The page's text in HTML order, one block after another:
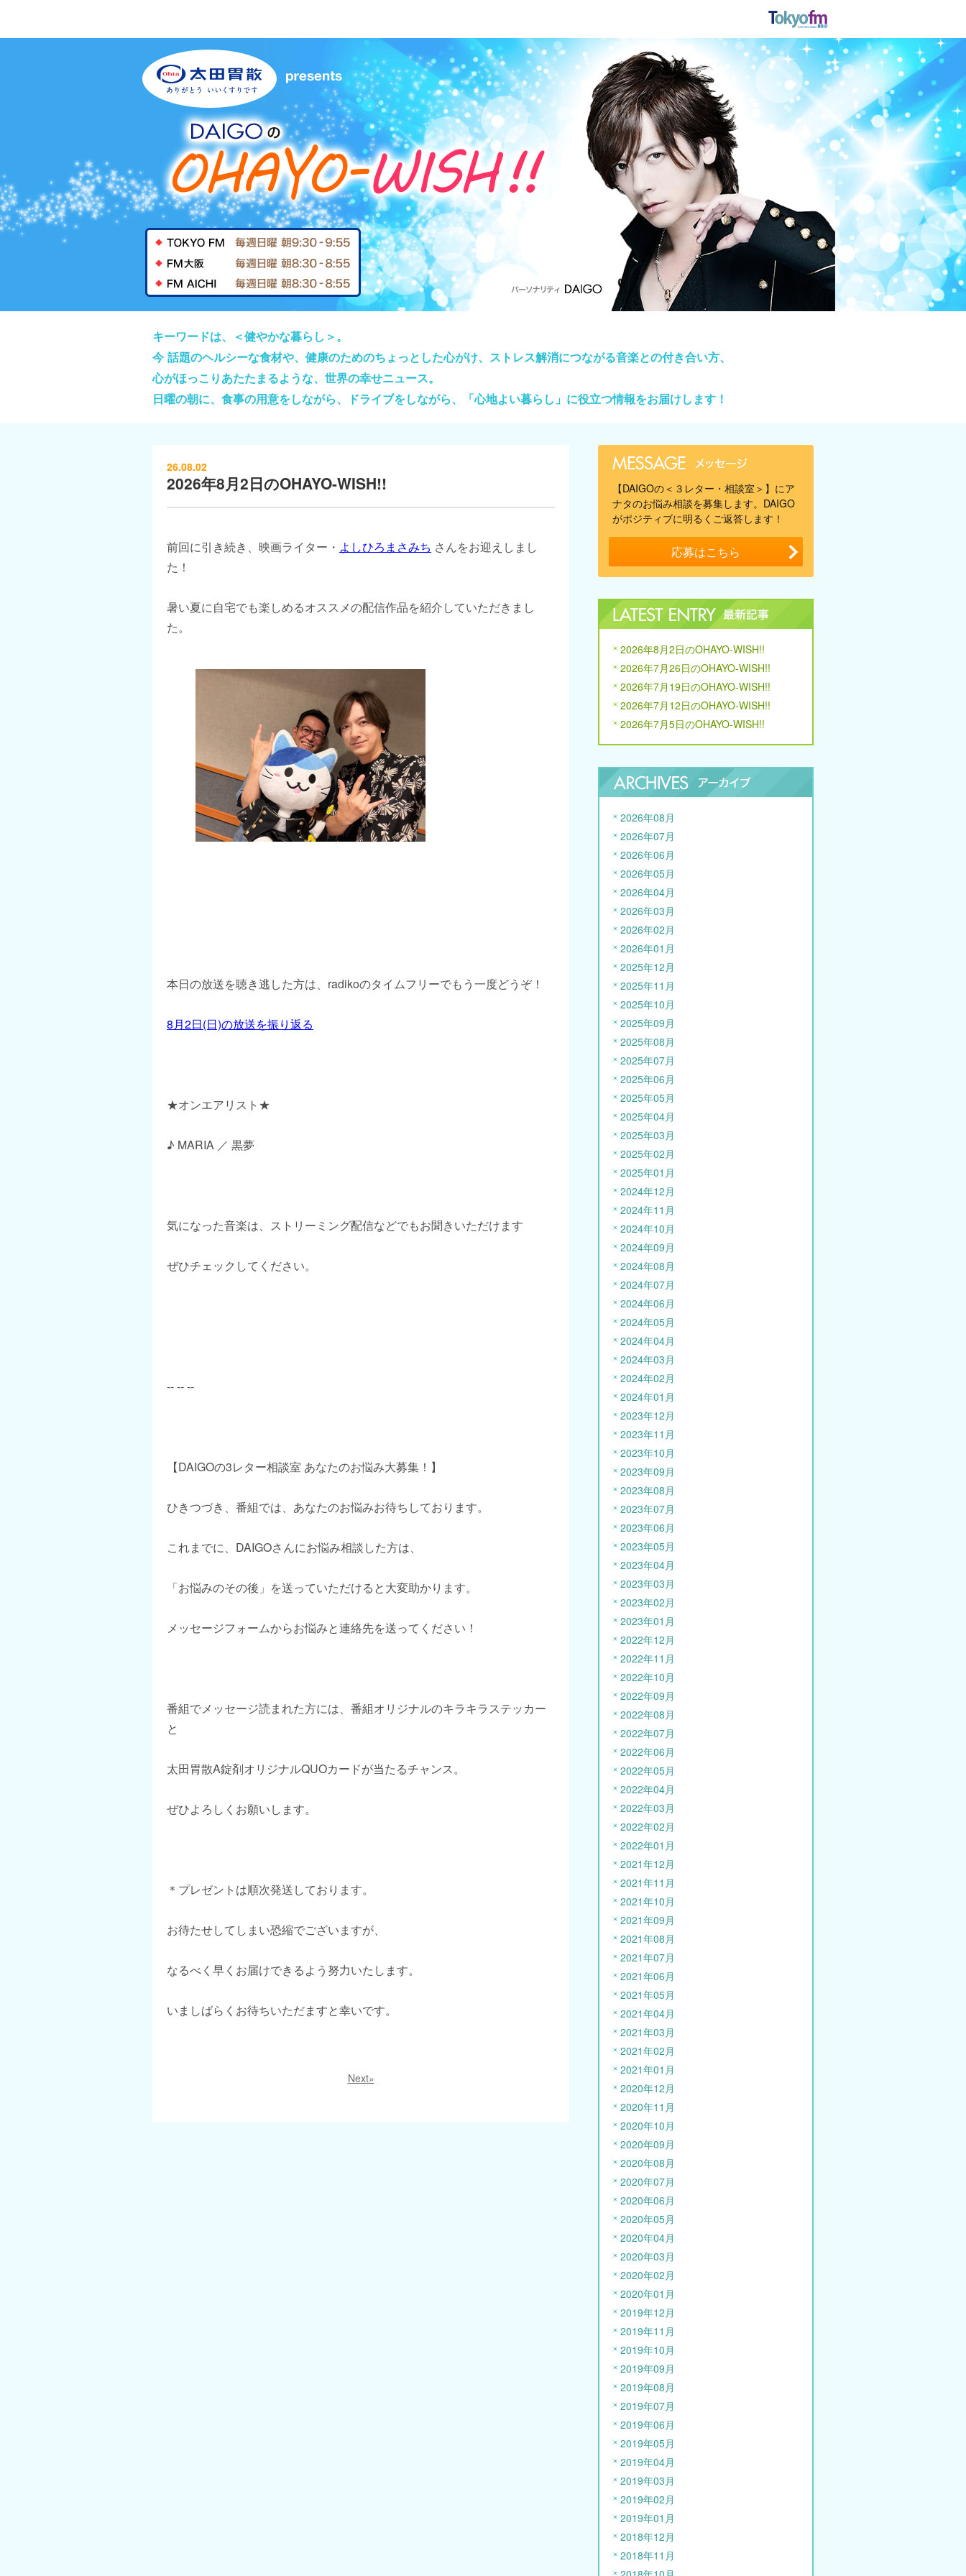
キーワードは、＜健やかな暮らし＞。
今 話題のヘルシーな食材や、健康のためのちょっとした心がけ、ストレス解消につながる音楽との付き合い方、
心がほっこりあたたまるような、世界の幸せニュース。
日曜の朝に、食事の用意をしながら、ドライブをしながら、「心地よい暮らし」に役立つ情報をお届けします！
26.08.02
2026年8月2日のOHAYO-WISH!!
前回に引き続き、映画ライター・ よしひろまさみち さんをお迎えしまし
た！
暑い夏に自宅でも楽しめるオススメの配信作品を紹介していただきまし
た。
本日の放送を聴き逃した方は、radikoのタイムフリーでもう一度どうぞ！
8月2日(日)の放送を振り返る
★オンエアリスト★
♪ MARIA ／ 黒夢
気になった音楽は、ストリーミング配信などでもお聞きいただけます
ぜひチェックしてください。
-- -- --
【DAIGOの3レター相談室 あなたのお悩み大募集！】
ひきつづき、番組では、あなたのお悩みお待ちしております。
これまでに、DAIGOさんにお悩み相談した方は、
「お悩みのその後」を送っていただけると大変助かります。
メッセージフォームからお悩みと連絡先を送ってください！
番組でメッセージ読まれた方には、番組オリジナルのキラキラステッカー
と
太田胃散A錠剤オリジナルQUOカードが当たるチャンス。
ぜひよろしくお願いします。
＊プレゼントは順次発送しております。
お待たせしてしまい恐縮でございますが、
なるべく早くお届けできるよう努力いたします。
いましばらくお待ちいただますと幸いです。
Next»
【DAIGOの＜３レター・相談室＞】にア
ナタのお悩み相談を募集します。DAIGO
がポジティブに明るくご返答します！
応募はこちら
2026年8月2日のOHAYO-WISH!!
2026年7月26日のOHAYO-WISH!!
2026年7月19日のOHAYO-WISH!!
2026年7月12日のOHAYO-WISH!!
2026年7月5日のOHAYO-WISH!!
2026年08月
2026年07月
2026年06月
2026年05月
2026年04月
2026年03月
2026年02月
2026年01月
2025年12月
2025年11月
2025年10月
2025年09月
2025年08月
2025年07月
2025年06月
2025年05月
2025年04月
2025年03月
2025年02月
2025年01月
2024年12月
2024年11月
2024年10月
2024年09月
2024年08月
2024年07月
2024年06月
2024年05月
2024年04月
2024年03月
2024年02月
2024年01月
2023年12月
2023年11月
2023年10月
2023年09月
2023年08月
2023年07月
2023年06月
2023年05月
2023年04月
2023年03月
2023年02月
2023年01月
2022年12月
2022年11月
2022年10月
2022年09月
2022年08月
2022年07月
2022年06月
2022年05月
2022年04月
2022年03月
2022年02月
2022年01月
2021年12月
2021年11月
2021年10月
2021年09月
2021年08月
2021年07月
2021年06月
2021年05月
2021年04月
2021年03月
2021年02月
2021年01月
2020年12月
2020年11月
2020年10月
2020年09月
2020年08月
2020年07月
2020年06月
2020年05月
2020年04月
2020年03月
2020年02月
2020年01月
2019年12月
2019年11月
2019年10月
2019年09月
2019年08月
2019年07月
2019年06月
2019年05月
2019年04月
2019年03月
2019年02月
2019年01月
2018年12月
2018年11月